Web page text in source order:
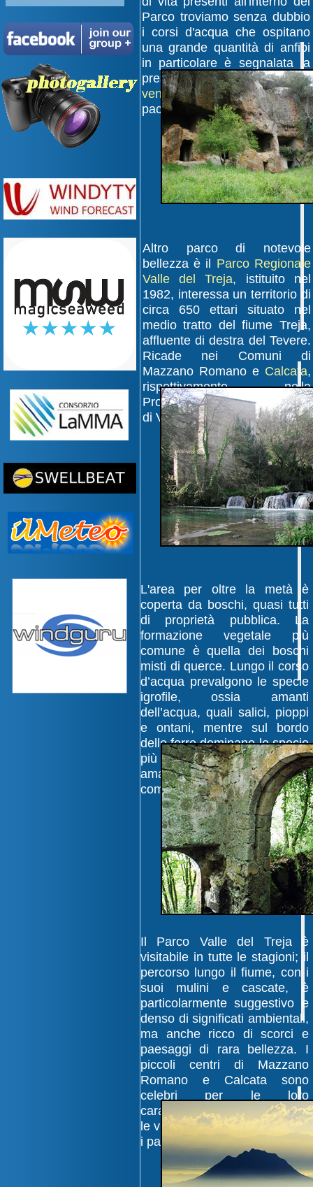
Parco troviamo senza dubbio
i corsi d'acqua che ospitano
una grande quantità di anfibi
in particolare è segnalata la
presenza dell'ululone dal
ventre giallo(Bombina
pachypus).
Altro parco di notevole
bellezza è il Parco Regionale
Valle del Treja, istituito nel
1982, interessa un territorio di
circa 650 ettari situato nel
medio tratto del fiume Treja,
affluente di destra del Tevere.
Ricade nei Comuni di
Mazzano Romano e Calcata,
rispettivamente nella
Provincia di Roma e in quella
di Viterbo.
L'area per oltre la metà è
coperta da boschi, quasi tutti
di proprietà pubblica. La
formazione vegetale più
comune è quella dei boschi
misti di querce. Lungo il corso
d’acqua prevalgono le specie
igrofile, ossia amanti
dell’acqua, quali salici, pioppi
e ontani, mentre sul bordo
delle forre dominano le specie
più termofile, quelle che
amano gli ambienti più caldi,
come lecci e bagolari.
Il Parco Valle del Treja è
visitabile in tutte le stagioni; il
percorso lungo il fiume, con i
suoi mulini e cascate, è
particolarmente suggestivo e
denso di significati ambientali,
ma anche ricco di scorci e
paesaggi di rara bellezza. I
piccoli centri di Mazzano
Romano e Calcata sono
celebri per le loro
caratteristiche posizioni, per
le viuzze dei centri antichi, per
i panorami particolarissimi.